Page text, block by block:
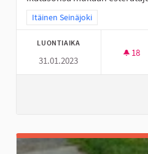
Rajaa tulokset teeman mukaan:
Itäinen Seinäjoki
LUONTIAIKA
31.01.2023
18